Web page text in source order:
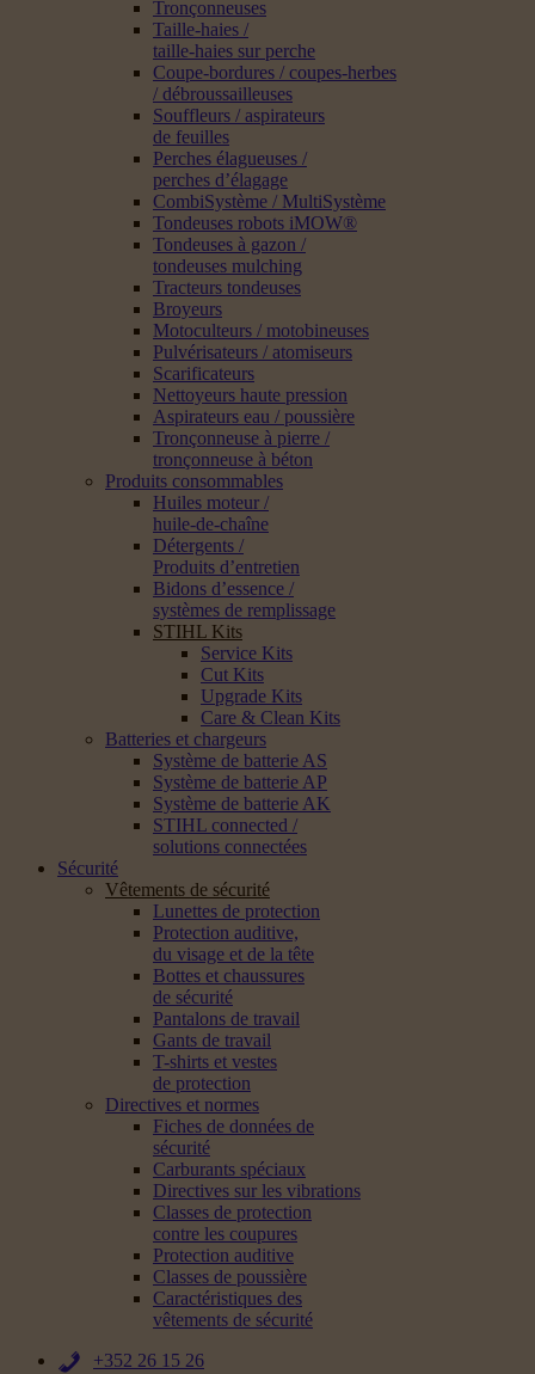
Tronçonneuses
Taille-haies /
taille-haies sur perche
Coupe-bordures / coupes-herbes
/ débroussailleuses
Souffleurs / aspirateurs
de feuilles
Perches élagueuses /
perches d’élagage
CombiSystème / MultiSystème
Tondeuses robots iMOW®
Tondeuses à gazon /
tondeuses mulching
Tracteurs tondeuses
Broyeurs
Motoculteurs / motobineuses
Pulvérisateurs / atomiseurs
Scarificateurs
Nettoyeurs haute pression
Aspirateurs eau / poussière
Tronçonneuse à pierre /
tronçonneuse à béton
Produits consommables
Huiles moteur /
huile-de-chaîne
Détergents /
Produits d’entretien
Bidons d’essence /
systèmes de remplissage
STIHL Kits
Service Kits
Cut Kits
Upgrade Kits
Care & Clean Kits
Batteries et chargeurs
Système de batterie AS
Système de batterie AP
Système de batterie AK
STIHL connected /
solutions connectées
Sécurité
Vêtements de sécurité
Lunettes de protection
Protection auditive,
du visage et de la tête
Bottes et chaussures
de sécurité
Pantalons de travail
Gants de travail
T-shirts et vestes
de protection
Directives et normes
Fiches de données de
sécurité
Carburants spéciaux
Directives sur les vibrations
Classes de protection
contre les coupures
Protection auditive
Classes de poussière
Caractéristiques des
vêtements de sécurité
+352 26 15 26